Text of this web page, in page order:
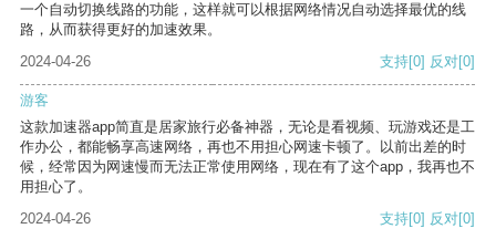
一个自动切换线路的功能，这样就可以根据网络情况自动选择最优的线
路，从而获得更好的加速效果。
2024-04-26
支持[0] 反对[0]
游客
这款加速器app简直是居家旅行必备神器，无论是看视频、玩游戏还是工
作办公，都能畅享高速网络，再也不用担心网速卡顿了。以前出差的时
候，经常因为网速慢而无法正常使用网络，现在有了这个app，我再也不
用担心了。
2024-04-26
支持[0] 反对[0]